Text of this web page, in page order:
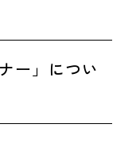
ー」につい